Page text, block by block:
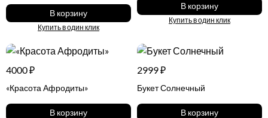
Купить в один клик
В корзину
Купить в один клик
В корзину
4000 ₽
«Красота Афродиты»
В корзину
2999 ₽
Букет Солнечный
В корзину